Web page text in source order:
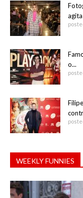
o...
WEEKLY FUNNIES